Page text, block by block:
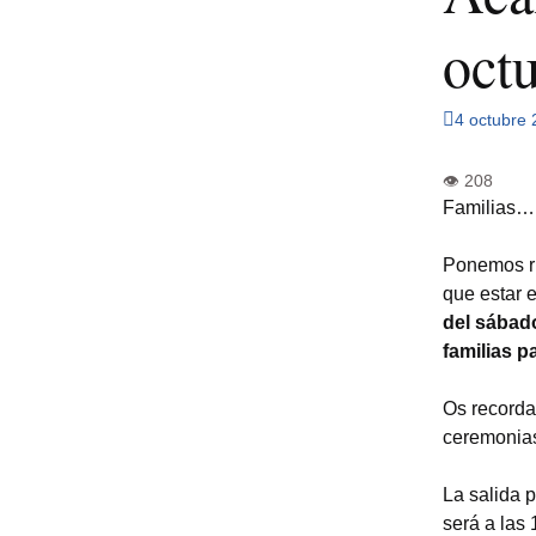
4 octubre
Familias…
Ponemos
que estar
del
familias
Os
La salida
será a las